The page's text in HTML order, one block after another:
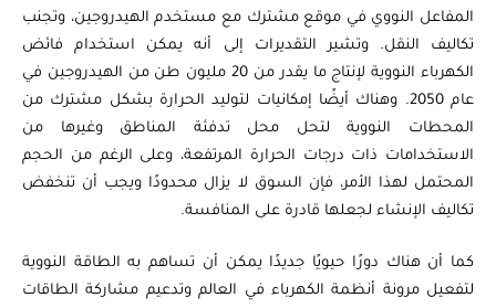
المفاعل النووي في موقع مشترك مع مستخدم الهيدروجين، وتجنب
تكاليف النقل. وتشير التقديرات إلى أنه يمكن استخدام فائض
الكهرباء النووية لإنتاج ما يقدر من 20 مليون طن من الهيدروجين في
عام 2050. وهناك أيضًا إمكانيات لتوليد الحرارة بشكل مشترك من
المحطات النووية لتحل محل تدفئة المناطق وغيرها من
الاستخدامات ذات درجات الحرارة المرتفعة، وعلى الرغم من الحجم
المحتمل لهذا الأمر، فإن السوق لا يزال محدودًا ويجب أن تنخفض
تكاليف الإنشاء لجعلها قادرة على المنافسة.
كما أن هناك دورًا حيويًا جديدًا يمكن أن تساهم به الطاقة النووية
لتفعيل مرونة أنظمة الكهرباء في العالم وتدعيم مشاركة الطاقات